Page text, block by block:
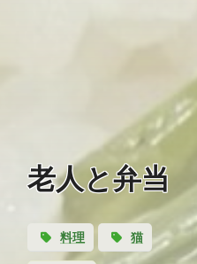
老人と弁当
料理 猫